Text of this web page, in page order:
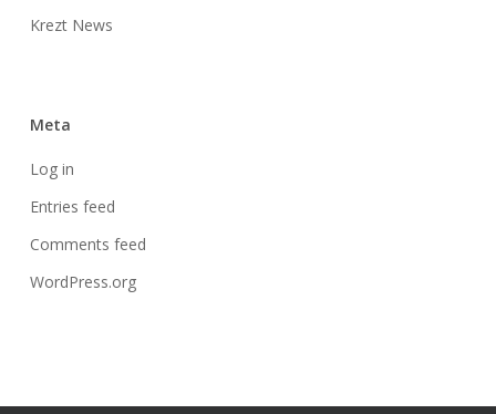
Krezt News
Meta
Log in
Entries feed
Comments feed
WordPress.org